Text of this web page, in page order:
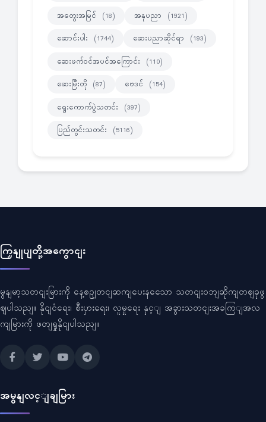
အတွေးအမြင် (18) အနုပညာ (1921)
ဆောင်းပါး (1744) ဆေးပညာဆိုင်ရာ (193)
ဆေးဖက်ဝင်အပင်အကြောင်း (110)
ဆေးမြီးတို (87) ဗေဒင် (154)
ရွေးကောက်ပွဲသတင်း (397)
ပြည်တွင်းသတင်း (5116)
ကြှနျုပျတို့အကွောငျး
မွနျမာ့သတငျးမြားကို နေ့စဥျတငျဆကျပေးနသေော သတငျးဝဘျဆိုကျတဈခုဖွ
ဈပါသညျ။ နိုငျငံရေး၊ စီးပှားရေး၊ လူမှုရေး နှင့ျ အခွားသတငျးအခကြျအလ
ကျမြားကို ဖတျရှုနိုငျပါသညျ။
အမွနျလင့ျချမြား